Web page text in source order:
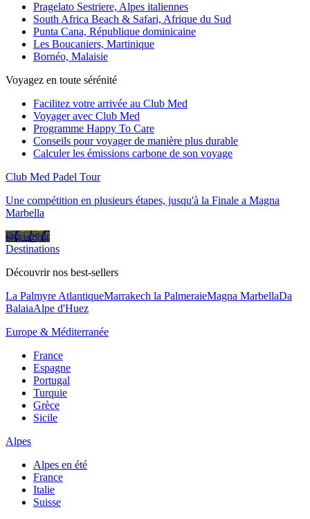
Pragelato Sestriere, Alpes italiennes
South Africa Beach & Safari, Afrique du Sud
Punta Cana, République dominicaine
Les Boucaniers, Martinique
Bornéo, Malaisie
Voyagez en toute sérénité
Facilitez votre arrivée au Club Med
Voyager avec Club Med
Programme Happy To Care
Conseils pour voyager de manière plus durable
Calculer les émissions carbone de son voyage
Club Med Padel Tour
Une compétition en plusieurs étapes, jusqu'à la Finale a Magna
Marbella
Découvrir
Destinations
Découvrir nos best-sellers
La Palmyre AtlantiqueMarrakech la PalmeraieMagna MarbellaDa
BalaiaAlpe d'Huez
Europe & Méditerranée
France
Espagne
Portugal
Turquie
Grèce
Sicile
Alpes
Alpes en été
France
Italie
Suisse